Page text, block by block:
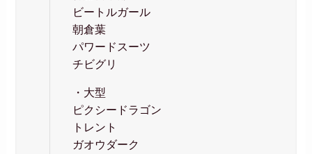
ビートルガール
朝倉葉
パワードスーツ
チビグリ
・大型
ピクシードラゴン
トレント
ガオウダーク